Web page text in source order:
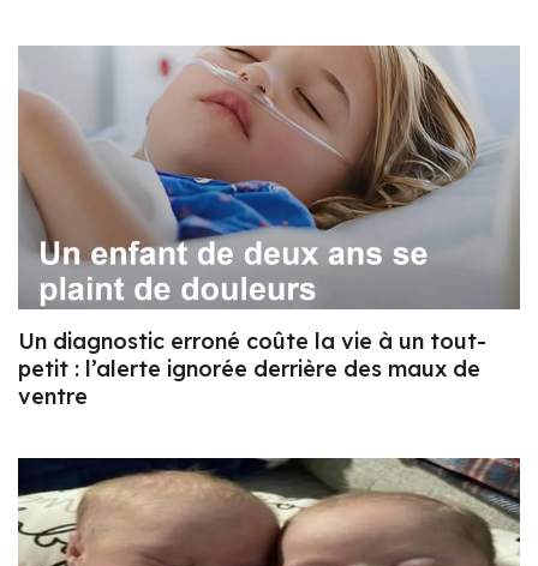
Un diagnostic erroné coûte la vie à un tout-
petit : l’alerte ignorée derrière des maux de
ventre